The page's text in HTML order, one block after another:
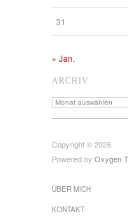
31
« Jan.
ARCHIV
Archiv
Copyright © 2026
Powered by Oxygen
ÜBER MICH
KONTAKT